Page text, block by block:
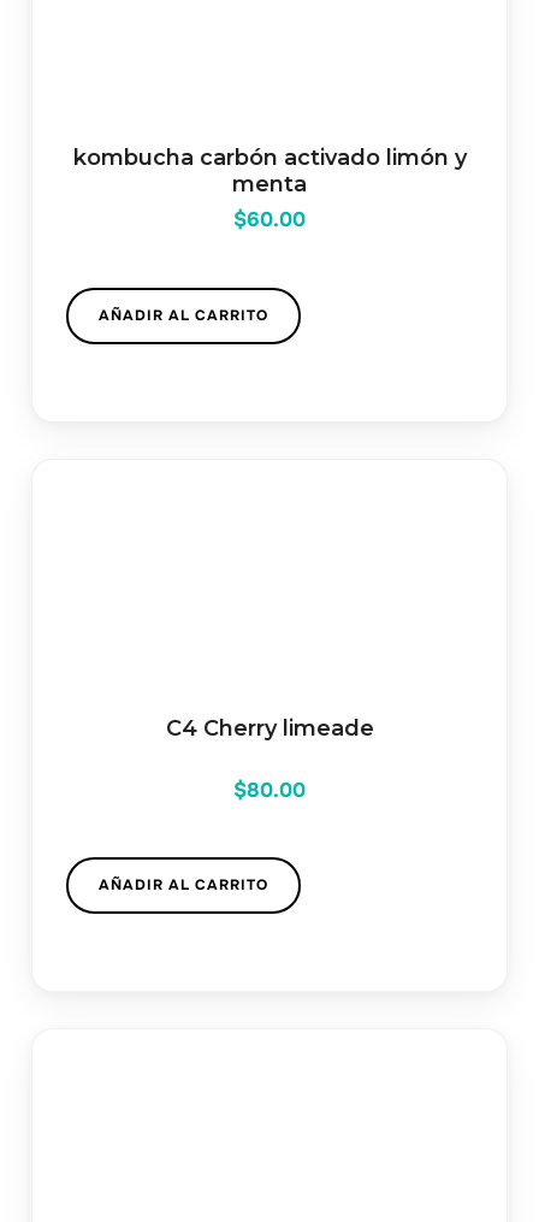
kombucha carbón activado limón y
menta
$60.00
AÑADIR AL CARRITO
C4 Cherry limeade
$80.00
AÑADIR AL CARRITO